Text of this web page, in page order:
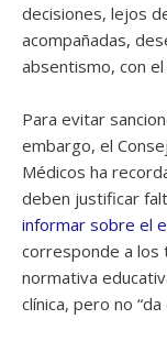
decisiones, lejos
acompañadas,
absentismo, con
Para evitar
embargo, el
Médicos ha
deben justificar
informar sobre el
corresponde a los
normativa
clínica, pero no